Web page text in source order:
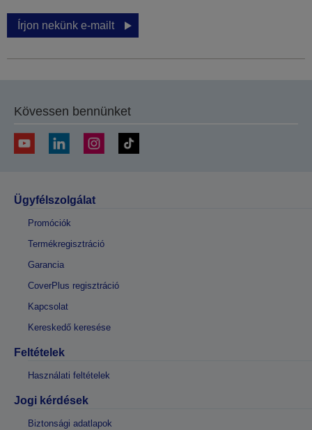
Írjon nekünk e-mailt
Kövessen bennünket
Ügyfélszolgálat
Promóciók
Termékregisztráció
Garancia
CoverPlus regisztráció
Kapcsolat
Kereskedő keresése
Feltételek
Használati feltételek
Jogi kérdések
Biztonsági adatlapok